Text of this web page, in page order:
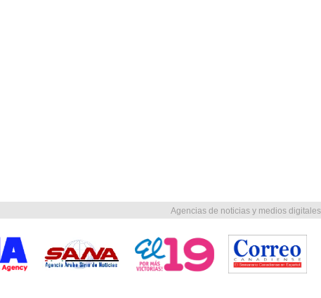
Agencias de noticias y medios digitales